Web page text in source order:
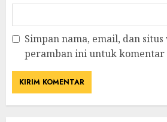
Simpan nama, email, dan situs
peramban ini untuk komentar